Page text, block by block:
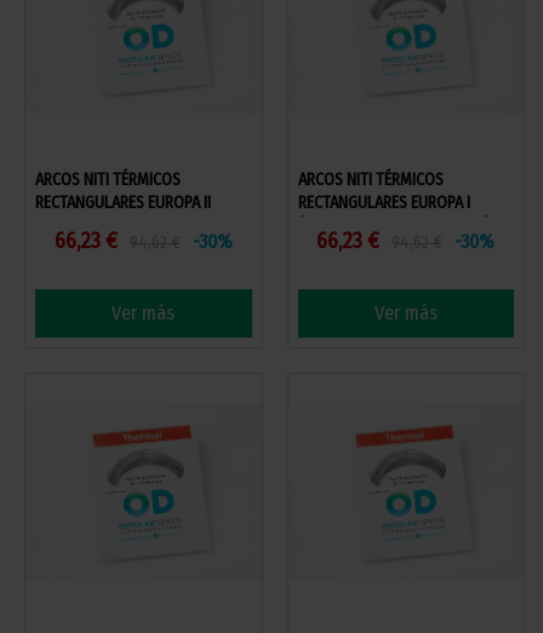
ARCOS NITI TÉRMICOS
RECTANGULARES EUROPA II
66,23 € -30%
Ver más
ARCOS NITI TÉRMICOS
RECTANGULARES EUROPA I
66,23 € -30%
Ver más